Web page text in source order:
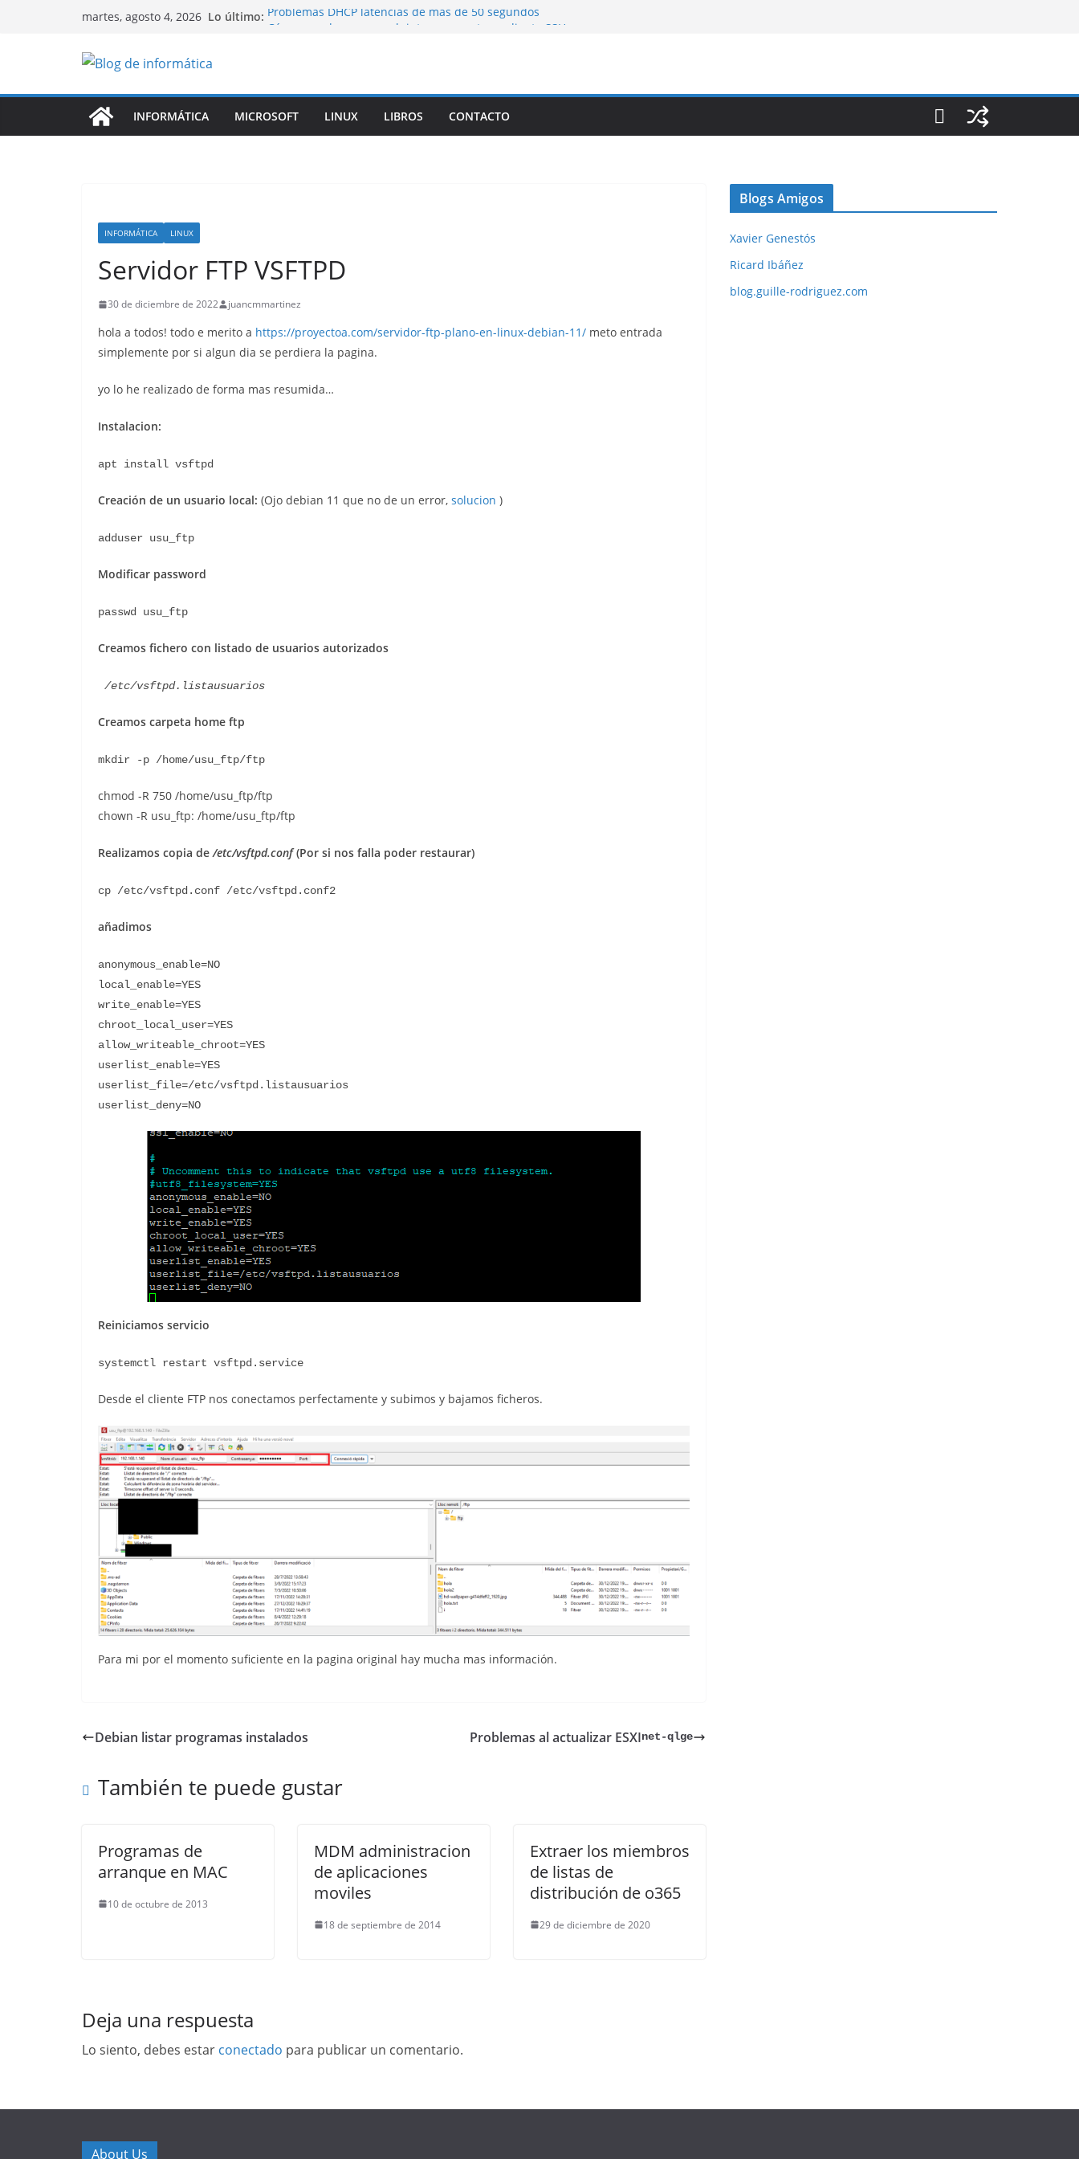
martes, agosto 4, 2026 Lo último: Problemas DHCP latencias de mas de 50 segundos
Port Knocking
Linux Rsync
INFORMÁTICA MICROSOFT LINUX LIBROS CONTACTO
INFORMÁTICA LINUX
Servidor FTP VSFTPD
30 de diciembre de 2022 juancmmartinez
hola a todos! todo e merito a https://proyectoa.com/servidor-ftp-plano-en-linux-debian-11/ meto entrada
simplemente por si algun dia se perdiera la pagina.
yo lo he realizado de forma mas resumida…
Instalacion:
apt install vsftpd
Creación de un usuario local: (Ojo debian 11 que no de un error, solucion )
adduser usu_ftp
Modificar password
passwd usu_ftp
Creamos fichero con listado de usuarios autorizados
/etc/vsftpd.listausuarios
Creamos carpeta home ftp
mkdir -p /home/usu_ftp/ftp
chmod -R 750 /home/usu_ftp/ftp
chown -R usu_ftp: /home/usu_ftp/ftp
Realizamos copia de/etc/vsftpd.conf(Por si nos falla poder restaurar)
cp /etc/vsftpd.conf /etc/vsftpd.conf2
añadimos
anonymous_enable=NO
local_enable=YES
write_enable=YES
chroot_local_user=YES
allow_writeable_chroot=YES
userlist_enable=YES
userlist_file=/etc/vsftpd.listausuarios
userlist_deny=NO
Reiniciamos servicio
systemctl restart vsftpd.service
Desde el cliente FTP nos conectamos perfectamente y subimos y bajamos ficheros.
Para mi por el momento suficiente en la pagina original hay mucha mas información.
Debian listar programas instalados Problemas al actualizar ESXInet-qlge
También te puede gustar
Programas de
arranque en MAC
10 de octubre de 2013
MDM administracion
de aplicaciones
moviles
18 de septiembre de 2014
Extraer los miembros
de listas de
distribución de o365
29 de diciembre de 2020
Deja una respuesta
Lo siento, debes estar conectado para publicar un comentario.
Blogs Amigos
Xavier Genestós
Ricard Ibáñez
blog.guille-rodriguez.com
About Us